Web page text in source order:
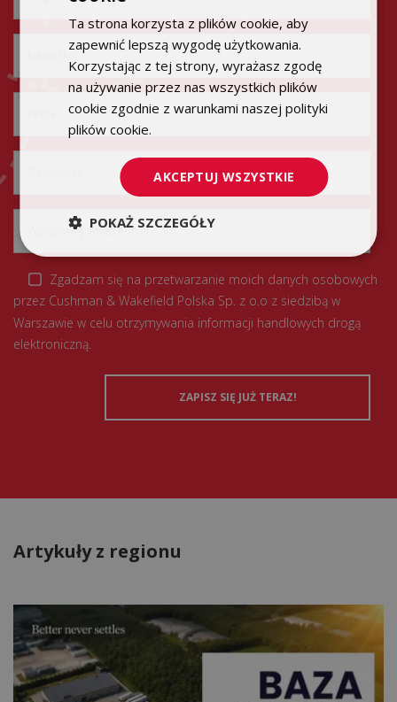
Zgadzam się na przetwarzanie moich danych osobowych
przez Cushman & Wakefield Polska Sp. z o.o z siedzibą w
Warszawie w celu otrzymywania informacji handlowych drogą
elektroniczną.
Artykuły z regionu
ENGLISH
Ta strona korzysta z plików cookie, aby
zapewnić lepszą wygodę użytkowania.
Korzystając z tej strony, wyrażasz zgodę
na używanie przez nas wszystkich plików
cookie zgodnie z warunkami naszej polityki
plików cookie.
AKCEPTUJ WSZYSTKIE
POKAŻ SZCZEGÓŁY